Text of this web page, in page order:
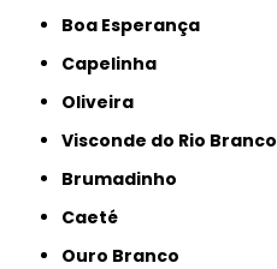
Boa Esperança
Capelinha
Oliveira
Visconde do Rio Branco
Brumadinho
Caeté
Ouro Branco